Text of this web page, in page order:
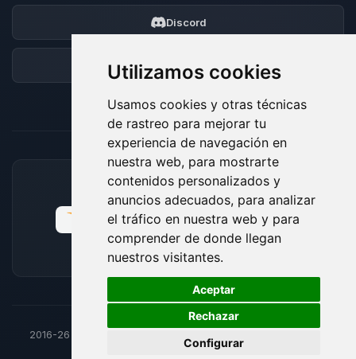
Utilizamos cookies
Usamos cookies y otras técnicas
de rastreo para mejorar tu
experiencia de navegación en
nuestra web, para mostrarte
contenidos personalizados y
anuncios adecuados, para analizar
el tráfico en nuestra web y para
comprender de donde llegan
nuestros visitantes.
Aceptar
Rechazar
Configurar
Discord
Foro
MÉTODOS DE PAGO ACEPTADOS
2016-26
ByteLogic
🍪